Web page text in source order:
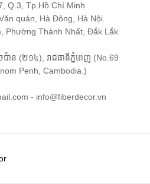
Q.3, Tp.Hồ Chí Minh
quán, Hà Đông, Hà Nội.
Phường Thành Nhất, Đắk Lắk
ចប៉ាន (២១៤), រាជធានី​ភ្នំពេញ (No.69
Penh, Cambodia.)
- info@fiberdecor.vn